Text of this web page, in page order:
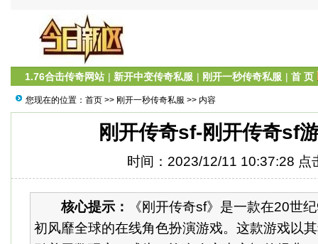
1.76合击传奇网站 | 新开中变传奇私服 | 刚开一秒传奇私服 | 首 页
您现在的位置： 首页 >> 刚开一秒传奇私服 >> 内容
刚开传奇sf-刚开传奇sf
时间：2023/12/11 10:37:28 点
核心提示：
《刚开传奇sf》是一款在20世
初风靡全球的在线角色扮演游戏。这款游戏以